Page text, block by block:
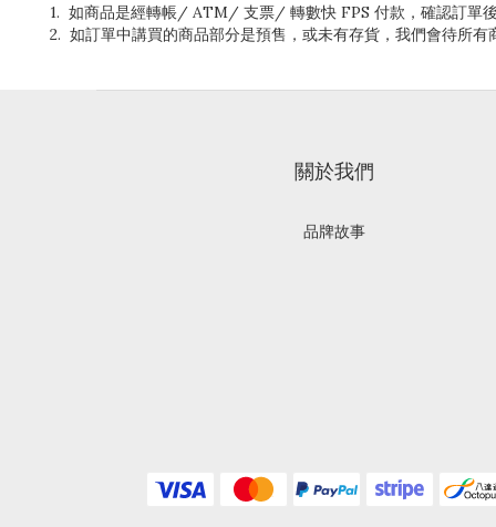
1. 如商品是經轉帳/ ATM/ 支票/ 轉數快 FPS 付款，確認訂單
2. 如訂單中講買的商品部分是預售，或未有存貨，我們會待所
關於我們
品牌故事